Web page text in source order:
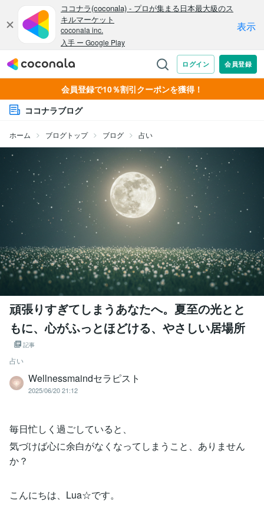
会員登録で10％割引クーポンを獲得！
ココナラブログ
ホーム ブログトップ ブログ 占い
頑張りすぎてしまうあなたへ。夏至の光とと
もに、心がふっとほどける、やさしい居場所
記事
占い
Wellnessmaindセラピスト
2025/06/20 21:12
毎日忙しく過ごしていると、
気づけば心に余白がなくなってしまうこと、ありません
か？
こんにちは、Lua☆です。